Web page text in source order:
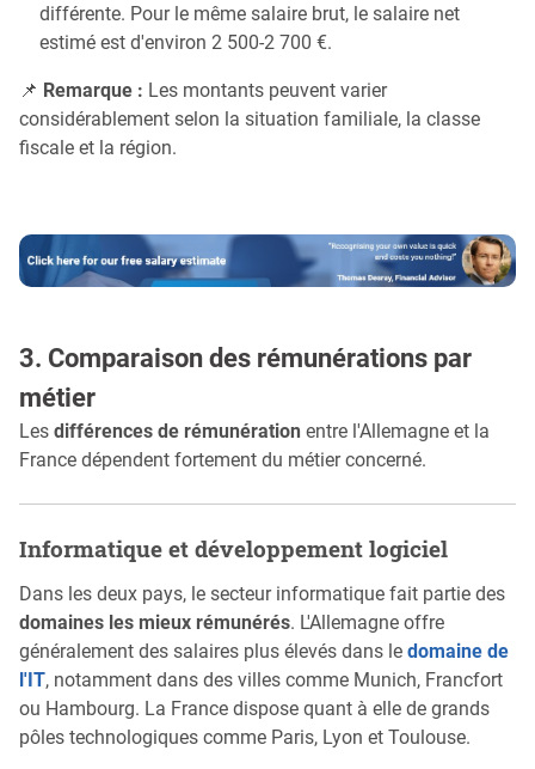
différente. Pour le même salaire brut, le salaire net
estimé est d'environ 2 500-2 700 €.
📌 Remarque : Les montants peuvent varier
considérablement selon la situation familiale, la classe
fiscale et la région.
3. Comparaison des rémunérations par
métier
Les différences de rémunération entre l'Allemagne et la
France dépendent fortement du métier concerné.
Informatique et développement logiciel
Dans les deux pays, le secteur informatique fait partie des
domaines les mieux rémunérés. L'Allemagne offre
généralement des salaires plus élevés dans le domaine de
l'IT, notamment dans des villes comme Munich, Francfort
ou Hambourg. La France dispose quant à elle de grands
pôles technologiques comme Paris, Lyon et Toulouse.